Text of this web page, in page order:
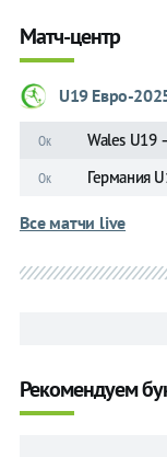
Матч-центр
U19 Евро-
Ок Wales U19
Ок Германия
Все матчи live
Рекомендуем